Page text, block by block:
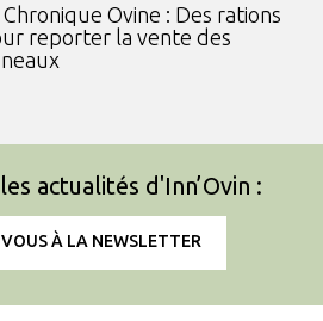
Chronique Ovine : Des rations
reporter la vente des
actualités d'Inn’Ovin :
À LA NEWSLETTER